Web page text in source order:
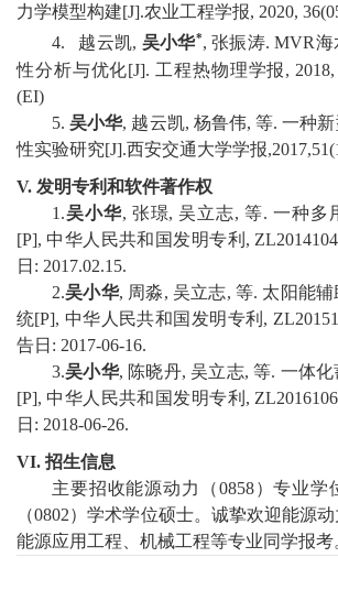
力学模型构建[J].农业工程学报, 2020,
4. 越云凯, 吴小华*, 张振涛. MVR海
性分析与优化[J]. 工程热物理学报,
(EI)
5.吴小华, 越云凯, 杨鲁伟,等.一种
性实验研究[J].西安交通大学学报
V. 发明专利和软件著作权
1 .吴小华, 张璟,吴立志,等. 一种多
[P], 中华人民共和国发明专利 ,
日 : 2017.02.15.
2.吴小华, 周淼, 吴立志, 等. 太阳能
统[P], 中华人民共和国 发明专利 ,
告日 : 2017-06-16.
3.吴小华, 陈晓丹,吴立志,等. 一体
[P], 中华人民共和国 发明专利 ,
日 : 2018-06-26.
VI. 招生信息
主要招收能源动力（0858）专业学
（0802）学术学位硕士。诚挚欢迎能源动
能源应用工程
机械工程等专业同学报考